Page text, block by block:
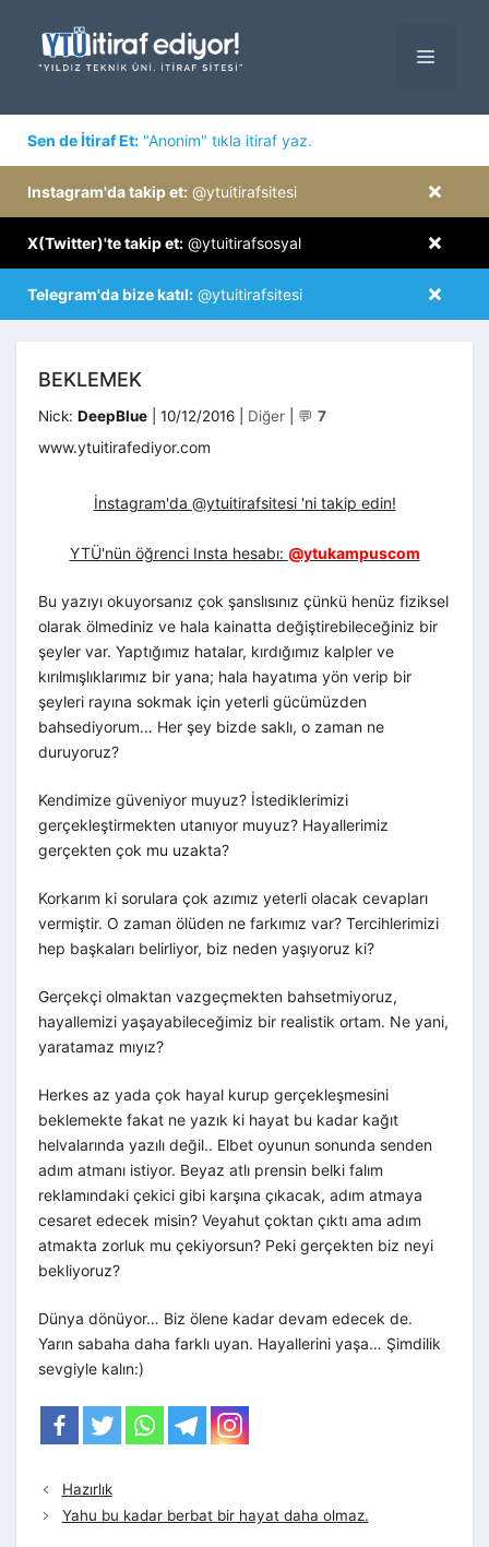
MENÜ
Sen de İtiraf Et: "Anonim" tıkla itiraf yaz.
×
Instagram'da takip et: @ytuitirafsitesi
×
X(Twitter)'te takip et: @ytuitirafsosyal
×
Telegram'da bize katıl: @ytuitirafsitesi
BEKLEMEK
Nick: DeepBlue 10/12/2016 Kategoriler
Diğer 💬 7
www.ytuitirafediyor.com
İnstagram'da @ytuitirafsitesi 'ni takip edin!
YTÜ'nün öğrenci Insta hesabı: @ytukampuscom
Bu yazıyı okuyorsanız çok şanslısınız çünkü henüz fiziksel
olarak ölmediniz ve hala kainatta değiştirebileceğiniz bir
şeyler var. Yaptığımız hatalar, kırdığımız kalpler ve
kırılmışlıklarımız bir yana; hala hayatıma yön verip bir
şeyleri rayına sokmak için yeterli gücümüzden
bahsediyorum… Her şey bizde saklı, o zaman ne
duruyoruz?
Kendimize güveniyor muyuz? İstediklerimizi
gerçekleştirmekten utanıyor muyuz? Hayallerimiz
gerçekten çok mu uzakta?
Korkarım ki sorulara çok azımız yeterli olacak cevapları
vermiştir. O zaman ölüden ne farkımız var? Tercihlerimizi
hep başkaları belirliyor, biz neden yaşıyoruz ki?
Gerçekçi olmaktan vazgeçmekten bahsetmiyoruz,
hayallemizi yaşayabileceğimiz bir realistik ortam. Ne yani,
yaratamaz mıyız?
Herkes az yada çok hayal kurup gerçekleşmesini
beklemekte fakat ne yazık ki hayat bu kadar kağıt
helvalarında yazılı değil.. Elbet oyunun sonunda senden
adım atmanı istiyor. Beyaz atlı prensin belki falım
reklamındaki çekici gibi karşına çıkacak, adım atmaya
cesaret edecek misin? Veyahut çoktan çıktı ama adım
atmakta zorluk mu çekiyorsun? Peki gerçekten biz neyi
bekliyoruz?
Dünya dönüyor… Biz ölene kadar devam edecek de.
Yarın sabaha daha farklı uyan. Hayallerini yaşa… Şimdilik
sevgiyle kalın:)
Hazırlık
Yahu bu kadar berbat bir hayat daha olmaz.